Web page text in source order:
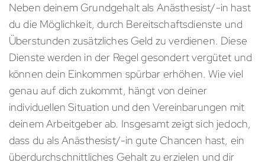
Neben deinem Grundgehalt als Anästhesist/-in hast
du die Möglichkeit, durch Bereitschaftsdienste und
Überstunden zusätzliches Geld zu verdienen. Diese
Dienste werden in der Regel gesondert vergütet und
können dein Einkommen spürbar erhöhen. Wie viel
genau auf dich zukommt, hängt von deiner
individuellen Situation und den Vereinbarungen mit
deinem Arbeitgeber ab. Insgesamt zeigt sich jedoch,
dass du als Anästhesist/-in gute Chancen hast, ein
überdurchschnittliches Gehalt zu erzielen und dir